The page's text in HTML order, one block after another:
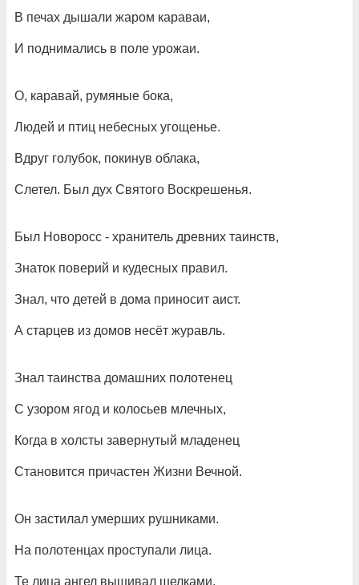
В печах дышали жаром караваи,
И поднимались в поле урожаи.
О, каравай, румяные бока,
Людей и птиц небесных угощенье.
Вдруг голубок, покинув облака,
Слетел. Был дух Святого Воскрешенья.
Был Новоросс - хранитель древних таинств,
Знаток поверий и кудесных правил.
Знал, что детей в дома приносит аист.
А старцев из домов несёт журавль.
Знал таинства домашних полотенец
С узором ягод и колосьев млечных,
Когда в холсты завернутый младенец
Становится причастен Жизни Вечной.
Он застилал умерших рушниками.
На полотенцах проступали лица.
Те лица ангел вышивал шелками,